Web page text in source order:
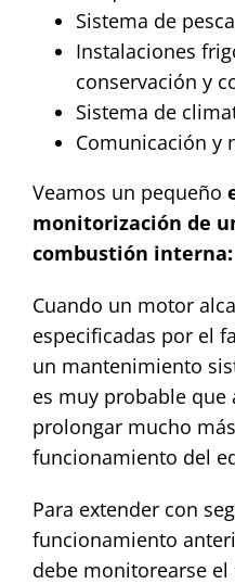
Sistema de
Instalaciones
conservación y
Sistema de
Comunicación y
Veamos un pequeño
monitorización de
combustión interna:
Cuando un motor
especificadas por el
un mantenimiento
es muy probable que
prolongar mucho
funcionamiento del
Para extender con
funcionamiento
debe monitorearse